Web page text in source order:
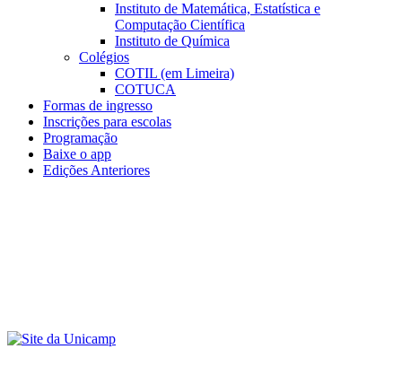
Instituto de Matemática, Estatística e
Computação Científica
Instituto de Química
Colégios
COTIL (em Limeira)
COTUCA
Formas de ingresso
Inscrições para escolas
Programação
Baixe o app
Edições Anteriores